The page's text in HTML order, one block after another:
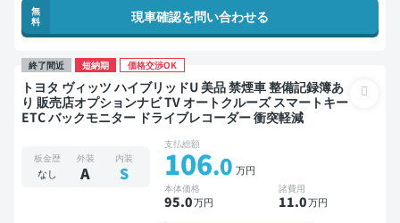
無
料
現車確認を問い合わせる
終了間近 短納期 価格交渉OK
トヨタ ヴィッツ ハイブリッドU 美品 禁煙車 整備記録簿あ
り 販売店オプションナビ TV オートクルーズ スマートキー
ETC バックモニター ドライブレコーダー 衝突軽減
板金歴
なし
外装
A
内装
S
支払総額
106.0 万円
本体価格
95.0万円
諸費用
11.0万円